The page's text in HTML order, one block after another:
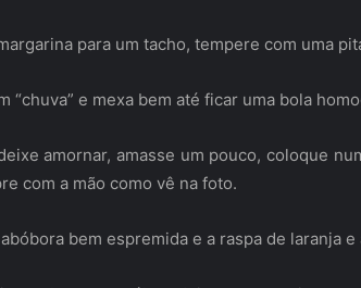
para um tacho, tempere com uma
“chuva” e mexa bem até ficar uma bola
amornar, amasse um pouco, coloque
com a mão como vê na foto.
bem espremida e a raspa de laranja